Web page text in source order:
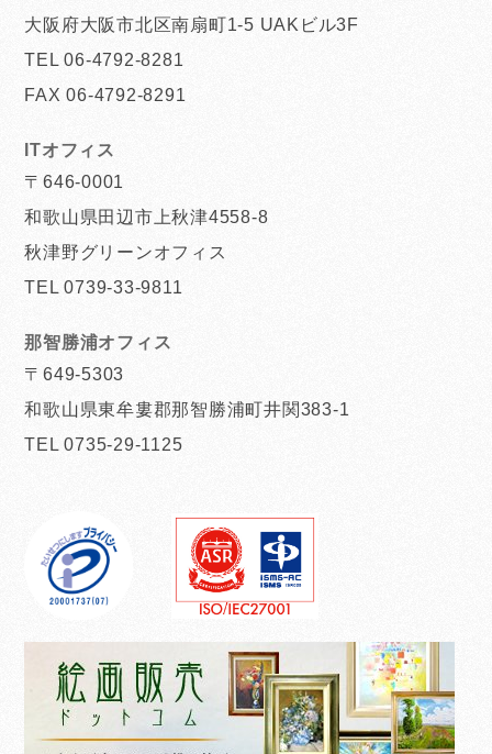
大阪府大阪市北区南扇町1-5 UAKビル3F
TEL 06-4792-8281
FAX 06-4792-8291
ITオフィス
〒646-0001
和歌山県田辺市上秋津4558-8
秋津野グリーンオフィス
TEL 0739-33-9811
那智勝浦オフィス
〒649-5303
和歌山県東牟婁郡那智勝浦町井関383-1
TEL 0735-29-1125